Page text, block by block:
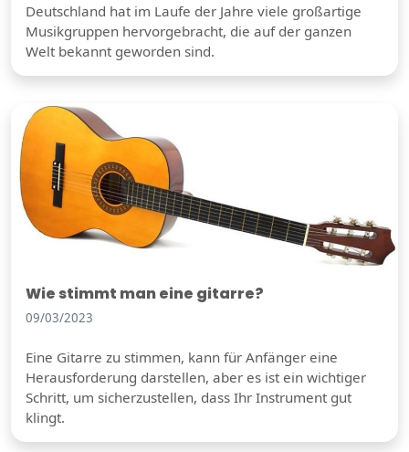
Deutschland hat im Laufe der Jahre viele großartige
Musikgruppen hervorgebracht, die auf der ganzen
Welt bekannt geworden sind.
Wie stimmt man eine gitarre?
09/03/2023
Eine Gitarre zu stimmen, kann für Anfänger eine
Herausforderung darstellen, aber es ist ein wichtiger
Schritt, um sicherzustellen, dass Ihr Instrument gut
klingt.